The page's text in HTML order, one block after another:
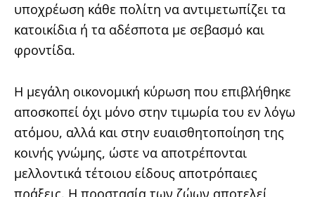
υποχρέωση κάθε πολίτη να αντιμετωπίζει τα
κατοικίδια ή τα αδέσποτα με σεβασμό και
φροντίδα.
Η μεγάλη οικονομική κύρωση που επιβλήθηκε
αποσκοπεί όχι μόνο στην τιμωρία του εν λόγω
ατόμου, αλλά και στην ευαισθητοποίηση της
κοινής γνώμης, ώστε να αποτρέπονται
μελλοντικά τέτοιου είδους αποτρόπαιες
πράξεις. Η προστασία των ζώων αποτελεί